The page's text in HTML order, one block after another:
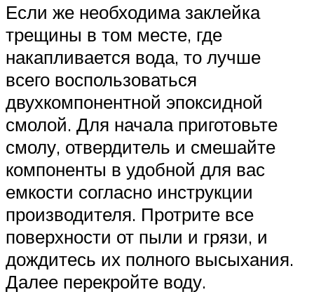
Если же необходима заклейка
трещины в том месте, где
накапливается вода, то лучше
всего воспользоваться
двухкомпонентной эпоксидной
смолой. Для начала приготовьте
смолу, отвердитель и смешайте
компоненты в удобной для вас
емкости согласно инструкции
производителя. Протрите все
поверхности от пыли и грязи, и
дождитесь их полного высыхания.
Далее перекройте воду.